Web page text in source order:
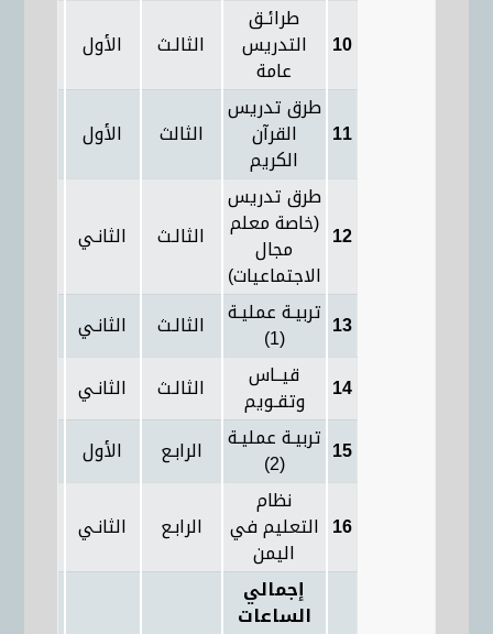
10
طرائـق
التدريس
عامة
الثالـث الأول
11
طرق تدريس
القرآن
الكريم
الثالث الأول
12
طرق تدريس
(خاصة معلم
مجال
الاجتماعيات)
الثالـث الثانـي
13 تربيـة عمليـة
(1) الثالـث الثانـي
14
قيــاس
وتقـويم الثالـث الثانـي
15 تربيـة عمليـة
(2) الرابـع الأول
16
نظام
التعليم في
اليمن
الرابـع الثانـي
إجمالي
الساعات